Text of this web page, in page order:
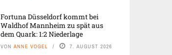
Fortuna Düsseldorf kommt bei
Waldhof Mannheim zu spät aus
dem Quark: 1:2 Niederlage
VON ANNE VOGEL 7. AUGUST 2026